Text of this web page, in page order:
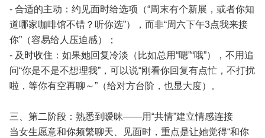
- 合适的主动：约见面时给选项（“周末有个新展，或者你知
道哪家咖啡馆不错？听你选”），而非“周六下午3点我来接
你”（容易给人压迫感）；
- 及时收住：如果她回复冷淡（比如总用“嗯”“哦”），不用追
问“你是不是不想理我”，可以说“刚看你回复有点忙，不打扰
啦，等你有空再聊～”（给对方台阶，也显大度）。
三、第二阶段：熟悉到暧昧——用“共情”建立情感连接
当女生愿意和你频繁聊天、见面时，重点是让她觉得“和你